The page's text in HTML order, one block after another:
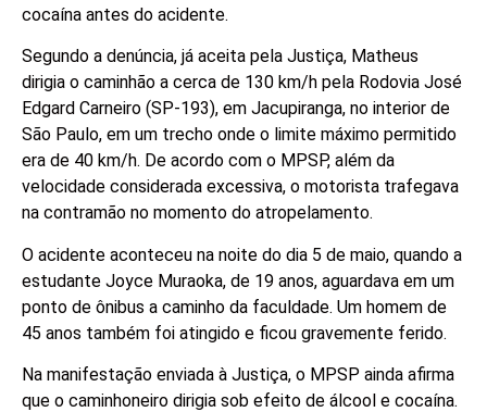
cocaína antes do acidente.
Segundo a denúncia, já aceita pela Justiça, Matheus
dirigia o caminhão a cerca de 130 km/h pela Rodovia José
Edgard Carneiro (SP-193), em Jacupiranga, no interior de
São Paulo, em um trecho onde o limite máximo permitido
era de 40 km/h. De acordo com o MPSP, além da
velocidade considerada excessiva, o motorista trafegava
na contramão no momento do atropelamento.
O acidente aconteceu na noite do dia 5 de maio, quando a
estudante Joyce Muraoka, de 19 anos, aguardava em um
ponto de ônibus a caminho da faculdade. Um homem de
45 anos também foi atingido e ficou gravemente ferido.
Na manifestação enviada à Justiça, o MPSP ainda afirma
que o caminhoneiro dirigia sob efeito de álcool e cocaína.